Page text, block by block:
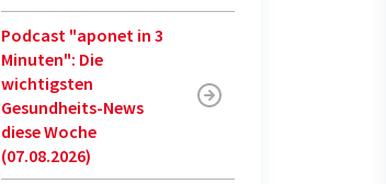
Podcast "aponet in 3
Minuten": Die
wichtigsten
Gesundheits-News
diese Woche
(07.08.2026)